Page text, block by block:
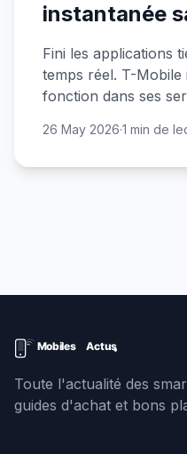
instantanée
Fini les applications
temps réel. T-Mobile
fonction dans ses
26 May 2026·1 min de
Toute l'actualité des
guides d'achat et bons